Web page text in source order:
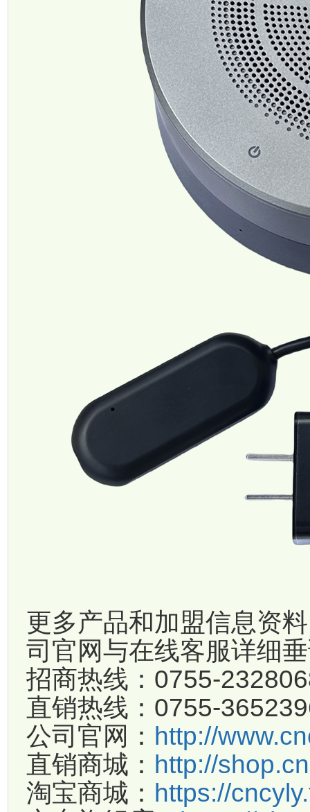
更多产品和加盟信息资
司官网与在线客服详细
招商热线：0755-
直销热线：0755-
公司官网： http://
直销商城： http://
淘宝商城： https://